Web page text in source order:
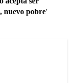
nuevo pobre'